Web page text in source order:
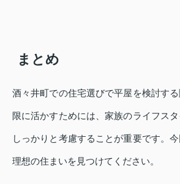
まとめ
酒々井町での住宅選びで平屋を検討す
限に活かすためには、家族のライフス
しっかりと考慮することが重要です。今
理想の住まいを見つけてください。